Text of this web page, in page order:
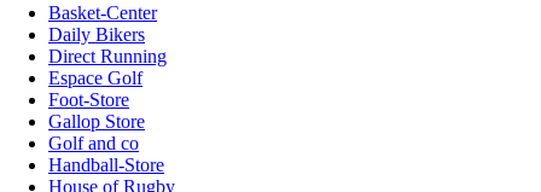
Basket-Center
Daily Bikers
Direct Running
Espace Golf
Foot-Store
Gallop Store
Golf and co
Handball-Store
House of Rugby